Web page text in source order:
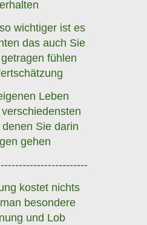
wichtiger ist es
das auch Sie
fühlen
Leben
Sie darin
gehen
kostet nichts
besondere
und Lob